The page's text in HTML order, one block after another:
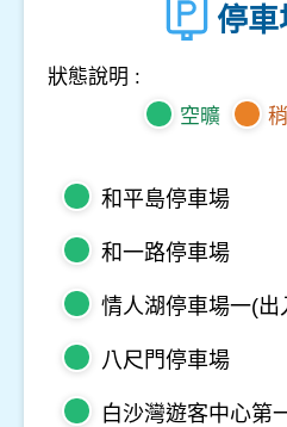
停車
狀態說明 :
空曠
和平島停車場
和一路停車場
情人湖停車場一(出
八尺門停車場
白沙灣遊客中心第